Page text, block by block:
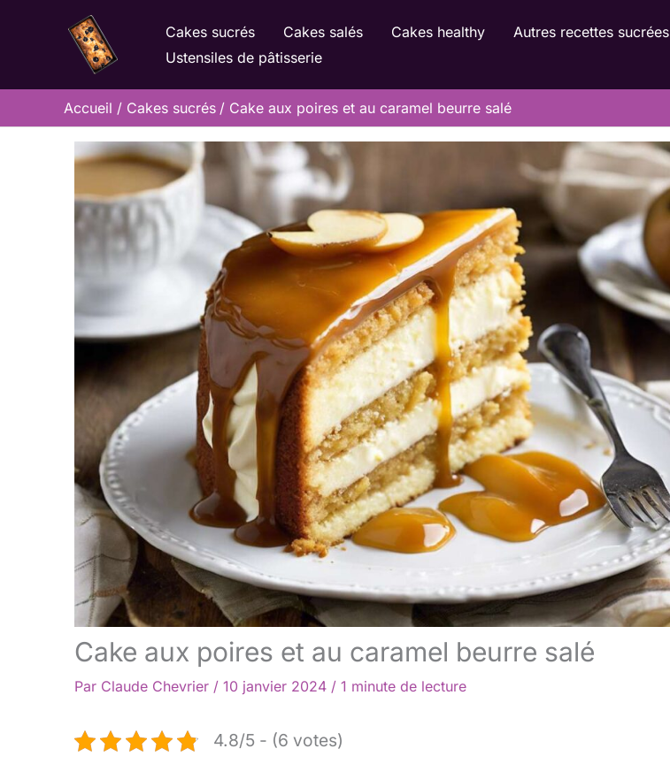
Cakes sucrés Cakes salés Cakes healthy Autres recettes sucrées
Ustensiles de pâtisserie
Accueil Cakes sucrés Cake aux poires et au caramel beurre salé
Cake aux poires et au caramel beurre salé
Par Claude Chevrier / 10 janvier 2024 / 1 minute de lecture
4.8/5 - (6 votes)